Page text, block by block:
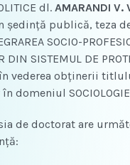
dl. AMARANDI V.
şedinţă publică, teza
SOCIO-
DIN SISTEMUL DE
în vederea obţinerii
domeniul
de doctorat are